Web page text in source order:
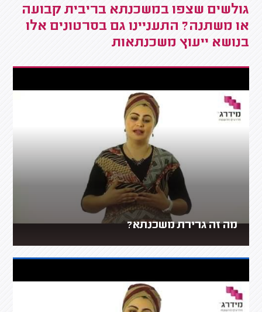
גולשים שצפו במשכנתא בריבית קבועה
או משתנה? התעניינו גם בסרטונים אלו
בנושא ייעוץ משכנתאות
מה זה גרירת משכנתא?